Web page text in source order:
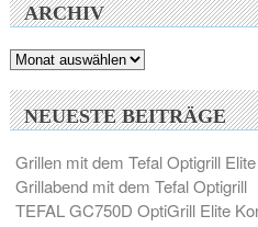
ARCHIV
Archiv
NEUESTE BEITRÄGE
Grillen mit dem Tefal Optigrill Elite
Grillabend mit dem Tefal Optigrill
TEFAL GC750D OptiGrill Elite